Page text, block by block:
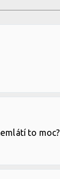
to moc?